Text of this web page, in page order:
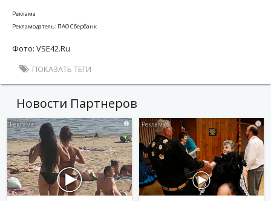
Реклама
Рекламодатель: ПАО Сбербанк
Фото: VSE42.Ru
ПОКАЗАТЬ ТЕГИ
Новости Партнеров
i i